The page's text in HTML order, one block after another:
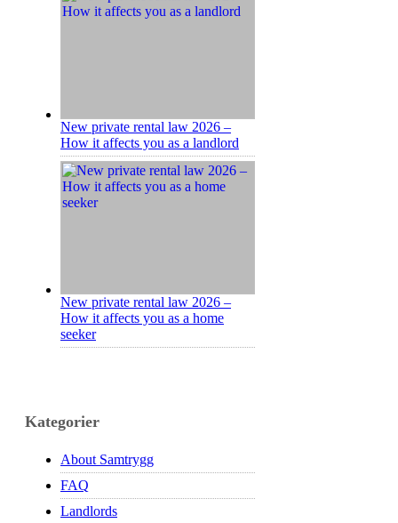
New private rental law 2026 –
How it affects you as a landlord
New private rental law 2026 –
How it affects you as a home
seeker
Kategorier
About Samtrygg
FAQ
Landlords